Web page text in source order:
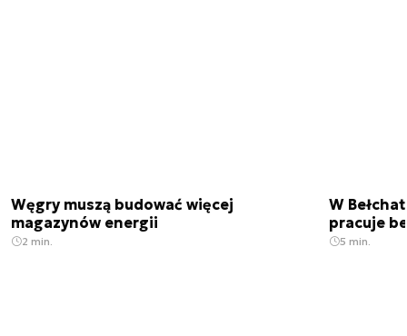
Węgry muszą budować więcej
magazynów energii
2 min.
W
pracuje
5 min.